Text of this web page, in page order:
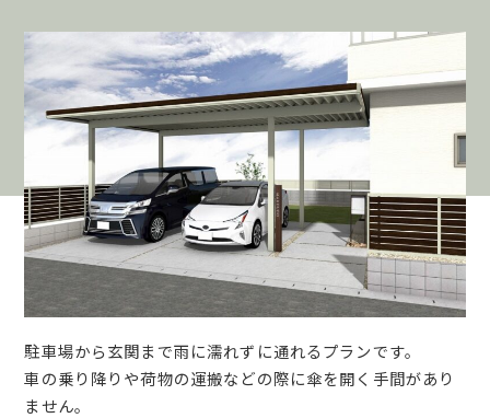
駐車場から玄関まで雨に濡れずに通れるプランです。
車の乗り降りや荷物の運搬などの際に傘を開く手間があり
ません。